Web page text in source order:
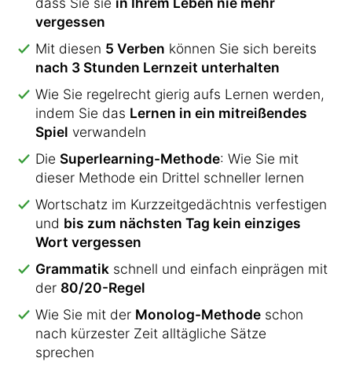
vergessen
Mit diesen 5 Verben können Sie sich bereits
nach 3 Stunden Lernzeit unterhalten
Wie Sie regelrecht gierig aufs Lernen werden,
indem Sie das Lernen in ein mitreißendes
Spiel verwandeln
Die Superlearning-Methode: Wie Sie mit
dieser Methode ein Drittel schneller lernen
Wortschatz im Kurzzeitgedächtnis verfestigen
und bis zum nächsten Tag kein einziges
Wort vergessen
Grammatik schnell und einfach einprägen mit
der 80/20-Regel
Wie Sie mit der Monolog-Methode schon
nach kürzester Zeit alltägliche Sätze
sprechen